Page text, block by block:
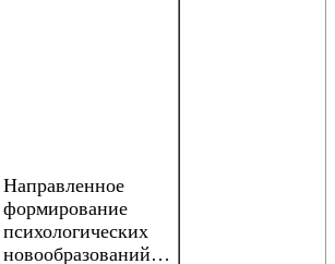
Направленное
формирование
психологических
новообразований…